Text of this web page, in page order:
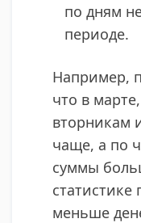
по дням
периоде.
Например,
что в
вторникам
чаще, а по
суммы
статистике
меньше